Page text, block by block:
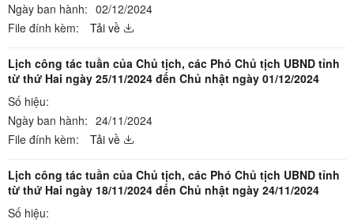
Ngày ban hành: 02/12/2024
File đính kèm:
Tải về
Lịch công tác tuần của Chủ tịch, các Phó Chủ tịch UBND tỉnh
từ thứ Hai ngày 25/11/2024 đến Chủ nhật ngày 01/12/2024
Số hiệu:
Ngày ban hành: 24/11/2024
File đính kèm:
Tải về
Lịch công tác tuần của Chủ tịch, các Phó Chủ tịch UBND tỉnh
từ thứ Hai ngày 18/11/2024 đến Chủ nhật ngày 24/11/2024
Số hiệu: